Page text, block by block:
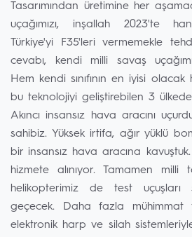
Tasarımından üretimine her
uçağımızı, inşallah 2023'te
Türkiye'yi F35'leri vermemekle
cevabı, kendi milli savaş
Hem kendi sınıfının en iyisi
bu teknolojiyi geliştirebilen 3
Akıncı insansız hava aracını
sahibiz. Yüksek irtifa, ağır yüklü
bir insansız hava aracına
hizmete alınıyor. Tamamen milli
helikopterimiz de test uçuşları
geçecek. Daha fazla mühimmat
elektronik harp ve silah